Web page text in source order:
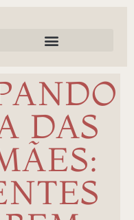
DAS